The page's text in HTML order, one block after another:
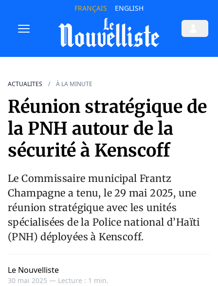
FRANÇAIS ENGLISH
ACTUALITES À LA MINUTE
Réunion stratégique de
la PNH autour de la
sécurité à Kenscoff
Le Commissaire municipal Frantz
Champagne a tenu, le 29 mai 2025, une
réunion stratégique avec les unités
spécialisées de la Police national d’Haïti
(PNH) déployées à Kenscoff.
Le Nouvelliste
30 mai 2025 — Lecture : 1 min.